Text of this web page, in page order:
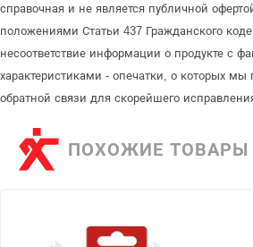
справочная и не является публичной
положениями Статьи 437 Гражданского
несоответствие информации о продукте с
характеристиками - опечатки, о которых
обратной связи для скорейшего
ПОХОЖИЕ ТОВАРЫ